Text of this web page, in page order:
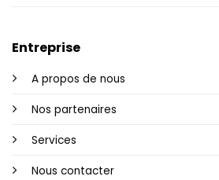
Entreprise
A propos de nous
Nos partenaires
Services
Nous contacter